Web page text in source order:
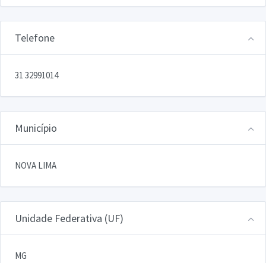
Telefone
31 32991014
Município
NOVA LIMA
Unidade Federativa (UF)
MG